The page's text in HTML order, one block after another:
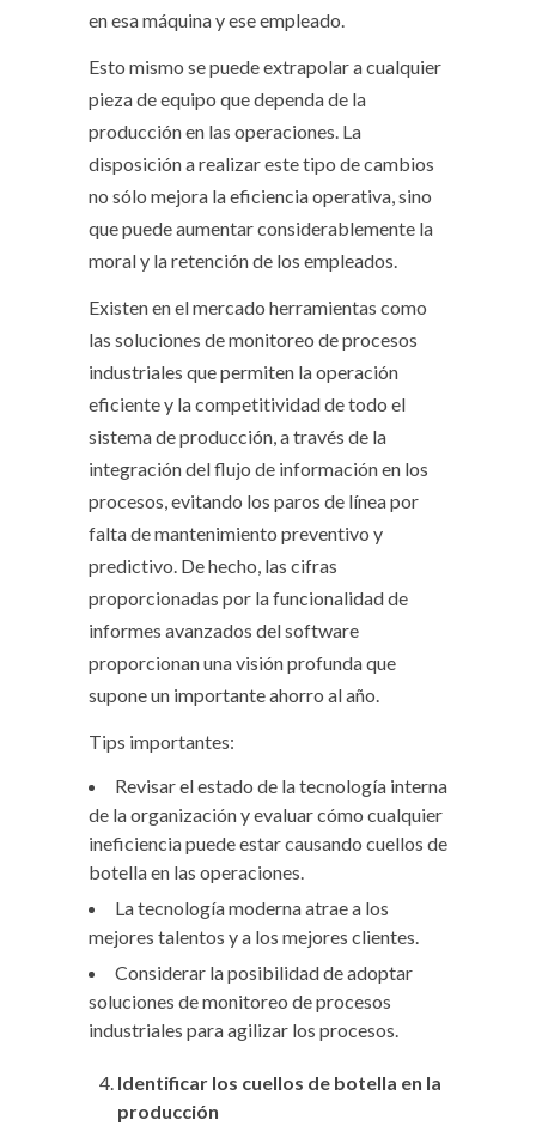
en esa máquina y ese empleado.
Esto mismo se puede extrapolar a cualquier
pieza de equipo que dependa de la
producción en las operaciones. La
disposición a realizar este tipo de cambios
no sólo mejora la eficiencia operativa, sino
que puede aumentar considerablemente la
moral y la retención de los empleados.
Existen en el mercado herramientas como
las soluciones de monitoreo de procesos
industriales que permiten la operación
eficiente y la competitividad de todo el
sistema de producción, a través de la
integración del flujo de información en los
procesos, evitando los paros de línea por
falta de mantenimiento preventivo y
predictivo. De hecho, las cifras
proporcionadas por la funcionalidad de
informes avanzados del software
proporcionan una visión profunda que
supone un importante ahorro al año.
Tips importantes:
Revisar el estado de la tecnología interna
de la organización y evaluar cómo cualquier
ineficiencia puede estar causando cuellos de
botella en las operaciones.
La tecnología moderna atrae a los
mejores talentos y a los mejores clientes.
Considerar la posibilidad de adoptar
soluciones de monitoreo de procesos
industriales para agilizar los procesos.
Identificar los cuellos de botella en la
producción